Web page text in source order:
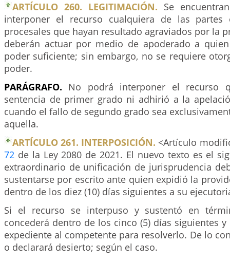
ARTÍCULO 260. LEGITIMACIÓN. Se
interponer el recurso cualquiera de las
procesales que hayan resultado agraviados por la
deberán actuar por medio de apoderado a
poder suficiente; sin embargo, no se requiere
poder.
PARÁGRAFO. No podrá interponer el recurso
sentencia de primer grado ni adhirió a la
cuando el fallo de segundo grado sea
aquella.
ARTÍCULO 261. INTERPOSICIÓN. <Artículo
72 de la Ley 2080 de 2021. El nuevo texto es el
extraordinario de unificación de jurisprudencia
sustentarse por escrito ante quien expidió la
dentro de los diez (10) días siguientes a su
Si el recurso se interpuso y sustentó en
concederá dentro de los cinco (5) días siguientes
expediente al competente para resolverlo. De lo
o declarará desierto; según el caso.